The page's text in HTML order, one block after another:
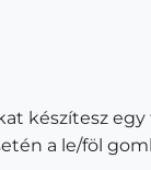
készítesz
a le/föl